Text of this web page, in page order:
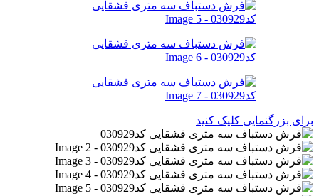
برای بزرگنمایی کلیک کنید